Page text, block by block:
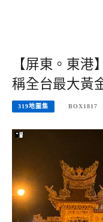
【屏東。東港
稱全台最大黃
319地圖集 BOX1817